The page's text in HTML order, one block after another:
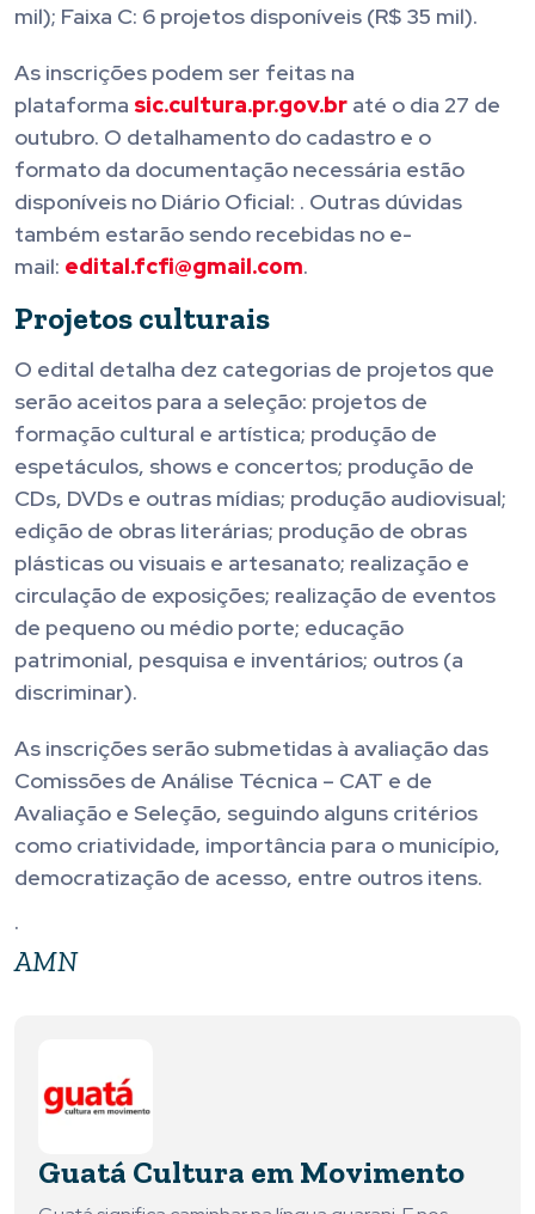
mil); Faixa C: 6 projetos disponíveis (R$ 35 mil).
As inscrições podem ser feitas na
plataforma sic.cultura.pr.gov.br até o dia 27 de
outubro. O detalhamento do cadastro e o
formato da documentação necessária estão
disponíveis no Diário Oficial: . Outras dúvidas
também estarão sendo recebidas no e-
mail: edital.fcfi@gmail.com.
Projetos culturais
O edital detalha dez categorias de projetos que
serão aceitos para a seleção: projetos de
formação cultural e artística; produção de
espetáculos, shows e concertos; produção de
CDs, DVDs e outras mídias; produção audiovisual;
edição de obras literárias; produção de obras
plásticas ou visuais e artesanato; realização e
circulação de exposições; realização de eventos
de pequeno ou médio porte; educação
patrimonial, pesquisa e inventários; outros (a
discriminar).
As inscrições serão submetidas à avaliação das
Comissões de Análise Técnica – CAT e de
Avaliação e Seleção, seguindo alguns critérios
como criatividade, importância para o município,
democratização de acesso, entre outros itens.
.
AMN
Guatá Cultura em Movimento